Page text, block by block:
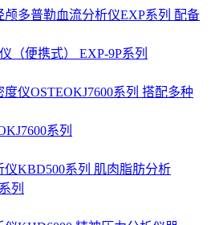
（便携式） EXP-9P系列
系列
列